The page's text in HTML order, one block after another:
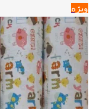
ویژه